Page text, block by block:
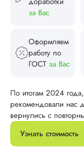
за Вас
Оформляем
работу по
ГОСТ за Вас
По итогам 2024 года,
рекомендовали нас
вернулись с
Узнать стоимость